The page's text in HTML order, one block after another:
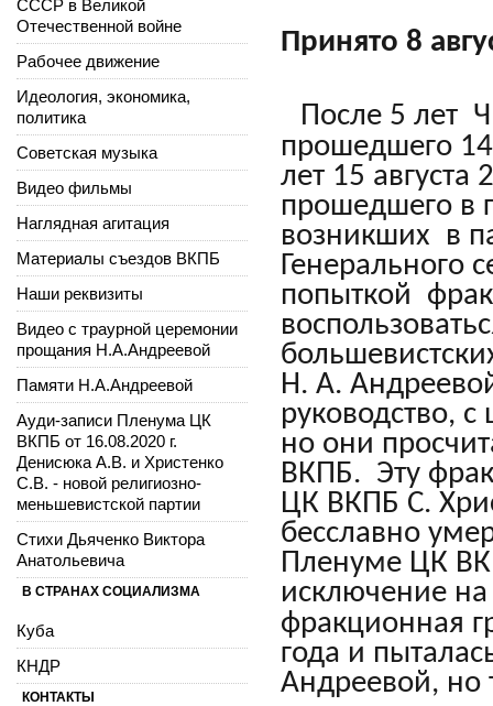
Принято 8
После 5 лет
прошедшего
лет 15
прошедшего в
возникших в
попыткой
Н. А.
руководство,
но они
ВКПБ. Эту
ЦК ВКПБ С.
бесславно
Пленуме ЦК
исключение
фракционная
года и
Андреевой, но
СССР в Великой
Отечественной войне
Рабочее движение
Идеология, экономика,
политика
Советская музыка
Видео фильмы
Наглядная агитация
Материалы съездов ВКПБ
Наши реквизиты
Видео с траурной церемонии
прощания Н.А.Андреевой
Памяти Н.А.Андреевой
Ауди-записи Пленума ЦК
ВКПБ от 16.08.2020 г.
Денисюка А.В. и Христенко
С.В. - новой религиозно-
меньшевистской партии
Стихи Дьяченко Виктора
Анатольевича
В СТРАНАХ СОЦИАЛИЗМА
Куба
КНДР
КОНТАКТЫ